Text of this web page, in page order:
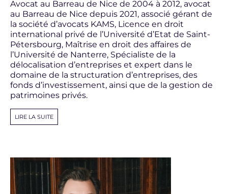
Avocat au Barreau de Nice de 2004 à 2012, avocat
au Barreau de Nice depuis 2021, associé gérant de
la société d’avocats KAMS, Licence en droit
international privé de l’Université d’Etat de Saint-
Pétersbourg, Maîtrise en droit des affaires de
l’Université de Nanterre, Spécialiste de la
délocalisation d’entreprises et expert dans le
domaine de la structuration d’entreprises, des
fonds d’investissement, ainsi que de la gestion de
patrimoines privés.
LIRE LA SUITE